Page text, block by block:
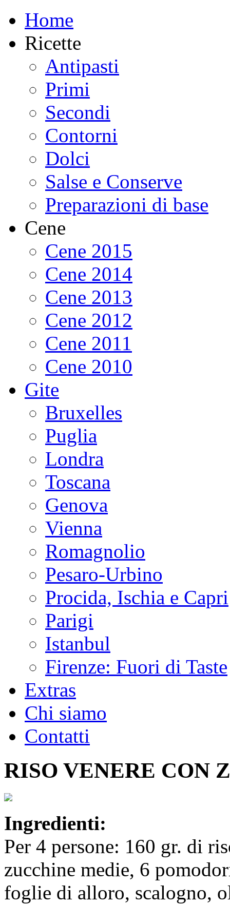
Home
Ricette
Antipasti
Primi
Secondi
Contorni
Dolci
Salse e Conserve
Preparazioni di base
Cene
Cene 2015
Cene 2014
Cene 2013
Cene 2012
Cene 2011
Cene 2010
Gite
Bruxelles
Puglia
Londra
Toscana
Genova
Vienna
Romagnolio
Pesaro-Urbino
Procida, Ischia e Capri
Parigi
Istanbul
Firenze: Fuori di Taste
Extras
Chi siamo
Contatti
RISO VENERE CON
Ingredienti:
Per 4 persone: 160 gr. di
zucchine medie, 6
foglie di alloro, scalogno,